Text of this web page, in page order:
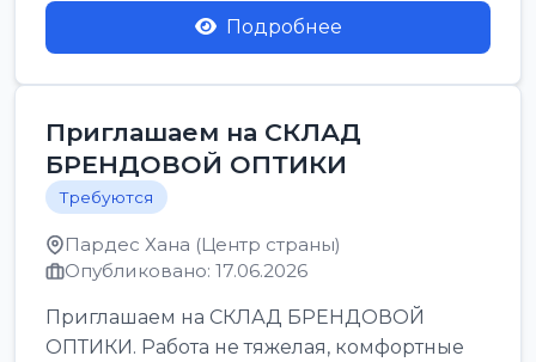
Подробнее
Приглашаем на СКЛАД
БРЕНДОВОЙ ОПТИКИ
Требуются
Пардес Хана (Центр страны)
Опубликовано: 17.06.2026
Приглашаем на СКЛАД БРЕНДОВОЙ
ОПТИКИ. Работа не тяжелая, комфортные